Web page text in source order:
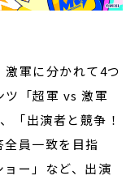
軍に分かれて4つ
ツ「超軍 vs 激軍
「出演者と競争！
員一致を目指
ー」など、出演